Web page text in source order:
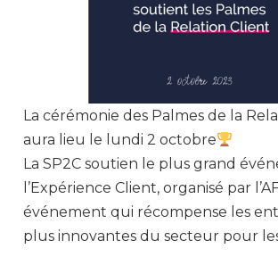
La cérémonie des Palmes de la
aura lieu le lundi 2 octobre
La SP2C soutien le plus grand
l’Expérience Client, organisé par
événement qui récompense les
plus innovantes du secteur pour